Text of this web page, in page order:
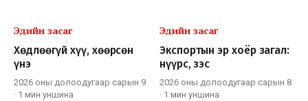
Эдийн засаг
Хөдлөөгүй хүү, хөөрсөн
үнэ
2026 оны долоодугаар сарын 9
· 1 мин уншина
Эдийн засаг
Экспортын эр хоёр загал:
нүүрс, зэс
2026 оны долоодугаар сарын 8
· 1 мин уншина